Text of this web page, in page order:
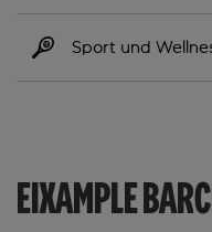
Sport und
EIXAMPLE